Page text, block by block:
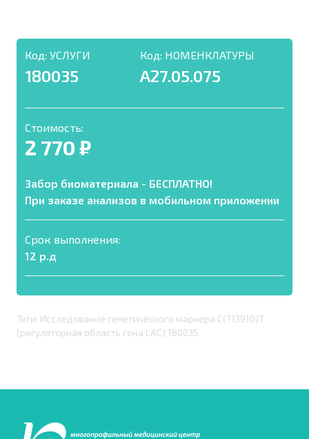
Код: УСЛУГИ
180035
Код: НОМЕНКЛАТУРЫ
A27.05.075
Стоимость:
2 770 ₽
Забор биоматериала - БЕСПЛАТНО!
При заказе анализов в мобильном приложении
Срок выполнения:
12 р.д
Теги: Исследование генетического маркера C(?13910)T
(регуляторная область гена LAC) 180035